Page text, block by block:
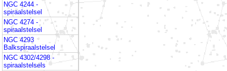
NGC 4244 -
spiraalstelsel
NGC 4274 -
spiraalstelsel
NGC 4293
Balkspiraalstelsel
NGC 4302/4298 -
spiraalstelsels